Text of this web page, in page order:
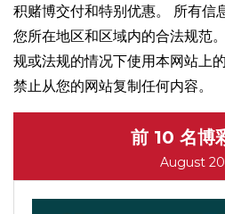
积赌博交付和特别优惠。 所有信
您所在地区和区域内的合法规范
规或法规的情况下使用本网站上
禁止从您的网站复制任何内容。
前 10 名博
August